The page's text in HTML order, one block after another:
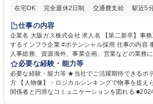
在宅OK
完全週休2日制 交通費支給 駅近5
服装自由
第二新卒歓迎
仕事の内容
企業名 大阪ガス株式会社 求人名 【第二新卒】事務系総合職 #関西を代表
するインフラ企業 #ポテンシャル採用 仕事の内容 事務系総合職として、
人事総務、資源海外、事業企画、営業などの業務
す。 【業務内容の一例】■所属事業部の勤労業務 ■
務 ■営業部門の企画スタッフ、ルート営業 【キャリアパス】入社後の配属
ポジションで一定期間ご活躍頂いた後、本人の適
鑑みてジョブローテーションを行います。 【育成
必要な経験・能力等
必要な経験・能力等 ★当社でご活躍期待できるポ
方 【人物像】・ロジカルシンキングで物事を捉え
関係者と円滑なコミュニケーションを図れる ■2024年度から2026年度ま